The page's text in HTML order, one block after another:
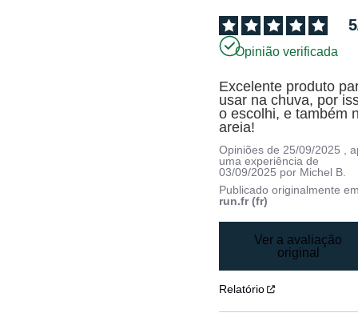
5
Opinião verificada
Excelente produto
usar na chuva, por
o escolhi, e também
areia!
Opiniões de 25/09/2025
,
uma experiência de
03/09/2025 por Michel B.
Publicado originalmente
run.fr (fr)
Ver a avaliação
original
Relatório